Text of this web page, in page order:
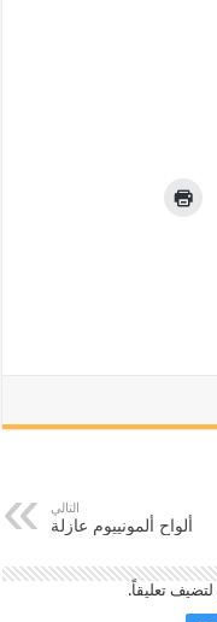
التالي
ألواح ألمونييوم عازلة
لتضيف تعليقاً.